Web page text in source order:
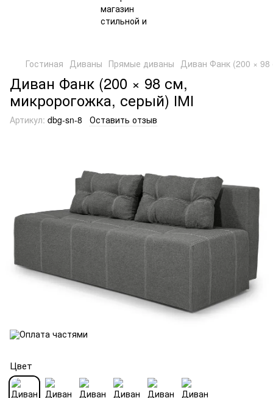
Гостиная Диваны Прямые диваны Диван Фанк (200 × 98
Диван Фанк (200 × 98 см,
микророгожка, серый) ІМІ
Артикул: dbg-sn-8 Оставить отзыв
Цвет